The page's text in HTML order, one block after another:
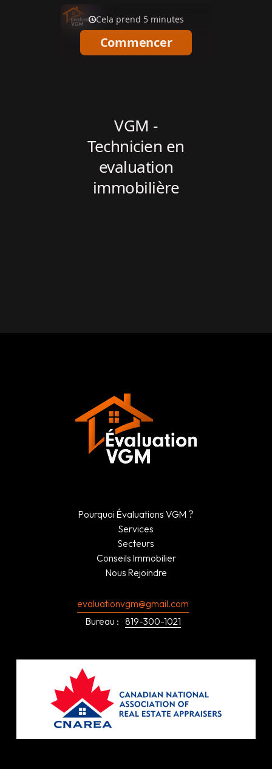
Pourquoi Évaluations VGM ?
Services
Secteurs
Conseils Immobilier
Nous Rejoindre
evaluationvgm@gmail.com
Bureau : 819-300-1021